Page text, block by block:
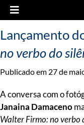
Lançamento
no verbo do
Publicado em 27 de
A conversa com o
Janaina Damaceno
Walter Firmo: no verbo